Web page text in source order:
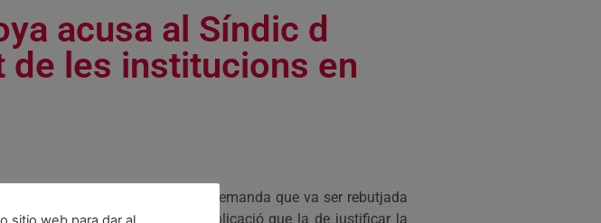
acusa al Síndic d
de les institucions en
d´Agricultura del Parlament, demanda que va ser rebutjada
la legislatura no tenia més explicació que la de justificar la